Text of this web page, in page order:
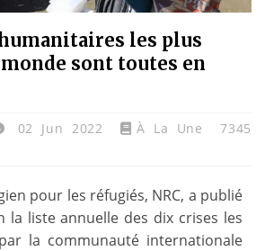
les plus
sont toutes en
02 Jun 2022 À La Une
7345
pour les réfugiés, NRC, a publié
la liste annuelle des dix crises les
la communauté internationale